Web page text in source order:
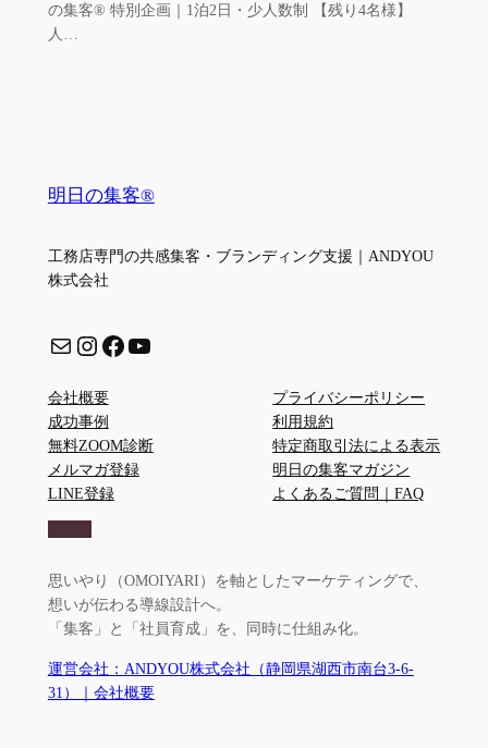
の集客® 特別企画｜1泊2日・少人数制 【残り4名様】
人…
明日の集客®
工務店専門の共感集客・ブランディング支援｜ANDYOU
株式会社
メール Instagram Facebook YouTube
会社概要
成功事例
無料ZOOM診断
メルマガ登録
LINE登録
プライバシーポリシー
利用規約
特定商取引法による表示
明日の集客マガジン
よくあるご質問｜FAQ
思いやり（OMOIYARI）を軸としたマーケティングで、
想いが伝わる導線設計へ。
「集客」と「社員育成」を、同時に仕組み化。
運営会社：ANDYOU株式会社（静岡県湖西市南台3-6-
31）｜会社概要